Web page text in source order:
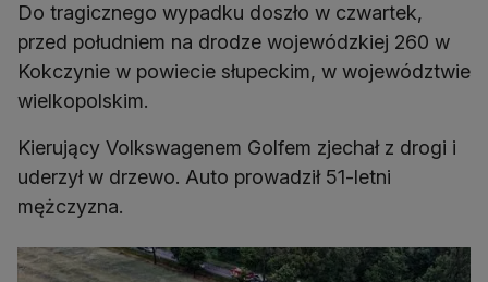
Do tragicznego wypadku doszło w czwartek,
przed południem na drodze wojewódzkiej 260 w
Kokczynie w powiecie słupeckim, w województwie
wielkopolskim.
Kierujący Volkswagenem Golfem zjechał z drogi i
uderzył w drzewo. Auto prowadził 51-letni
mężczyzna.